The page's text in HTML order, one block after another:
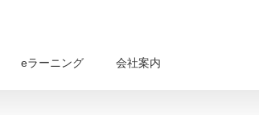
eラーニング 会社案内